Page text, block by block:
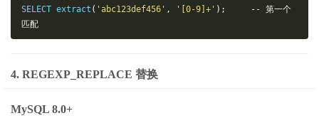
SELECT extract ( 'abc123def456' , '[0-9]+' ); -- 第一个
匹配
4. REGEXP_REPLACE 替换
MySQL 8.0+